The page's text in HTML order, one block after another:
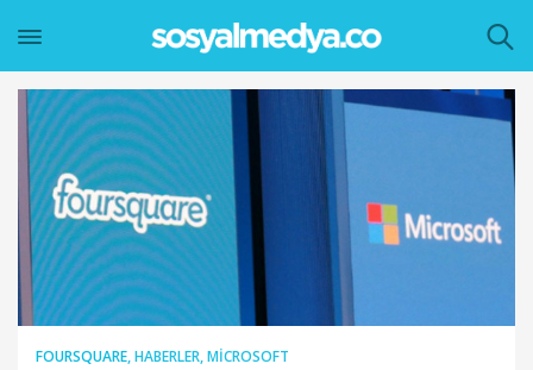
FOURSQUARE,HABERLER,MICROSOFT